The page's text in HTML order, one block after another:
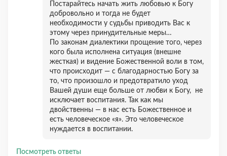
Постарайтесь начать жить любовью к Богу
добровольно и тогда не будет
необходимости у судьбы приводить Вас к
этому через принудительные меры…
По законам диалектики прощение того, через
кого была исполнена ситуация (внешне
жесткая) и видение Божественной воли в том,
что происходит — с благодарностью Богу за
то, что произошло и предотвратило уход
Вашей души еще больше от любви к Богу, не
исключает воспитания. Так как мы
двойственны — в нас есть Божественное и
есть человеческое «я». Это человеческое
нуждается в воспитании.
Посмотреть ответы